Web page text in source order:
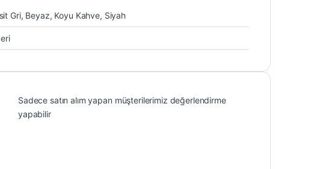
Gri, Beyaz, Koyu Kahve, Siyah
Sadece satın alım yapan müşterilerimiz değerlendirme
yapabilir